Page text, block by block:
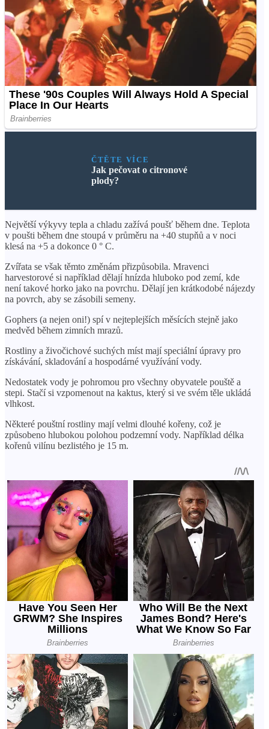
ČTĚTE VÍCE
Jak pečovat o citronové
plody?
Největší výkyvy tepla a chladu zažívá poušť během dne. Teplota
v poušti během dne stoupá v průměru na +40 stupňů a v noci
klesá na +5 a dokonce 0 ° C.
Zvířata se však těmto změnám přizpůsobila. Mravenci
harvestorové si například dělají hnízda hluboko pod zemí, kde
není takové horko jako na povrchu. Dělají jen krátkodobé nájezdy
na povrch, aby se zásobili semeny.
Gophers (a nejen oni!) spí v nejteplejších měsících stejně jako
medvěd během zimních mrazů.
Rostliny a živočichové suchých míst mají speciální úpravy pro
získávání, skladování a hospodárné využívání vody.
Nedostatek vody je pohromou pro všechny obyvatele pouště a
stepi. Stačí si vzpomenout na kaktus, který si ve svém těle ukládá
vlhkost.
Některé pouštní rostliny mají velmi dlouhé kořeny, což je
způsobeno hlubokou polohou podzemní vody. Například délka
kořenů vilínu bezlistého je 15 m.